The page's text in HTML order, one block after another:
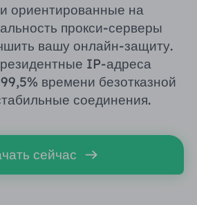
резидентный прокси
статических данных
резидентный прокси
$0.28/IP/День
резидентный прокси
$69.62/День
рынка
программа
ориентированные на
прокси-серверы
вашу онлайн-защиту.
IP-адреса
времени безотказной
соединения.
сейчас